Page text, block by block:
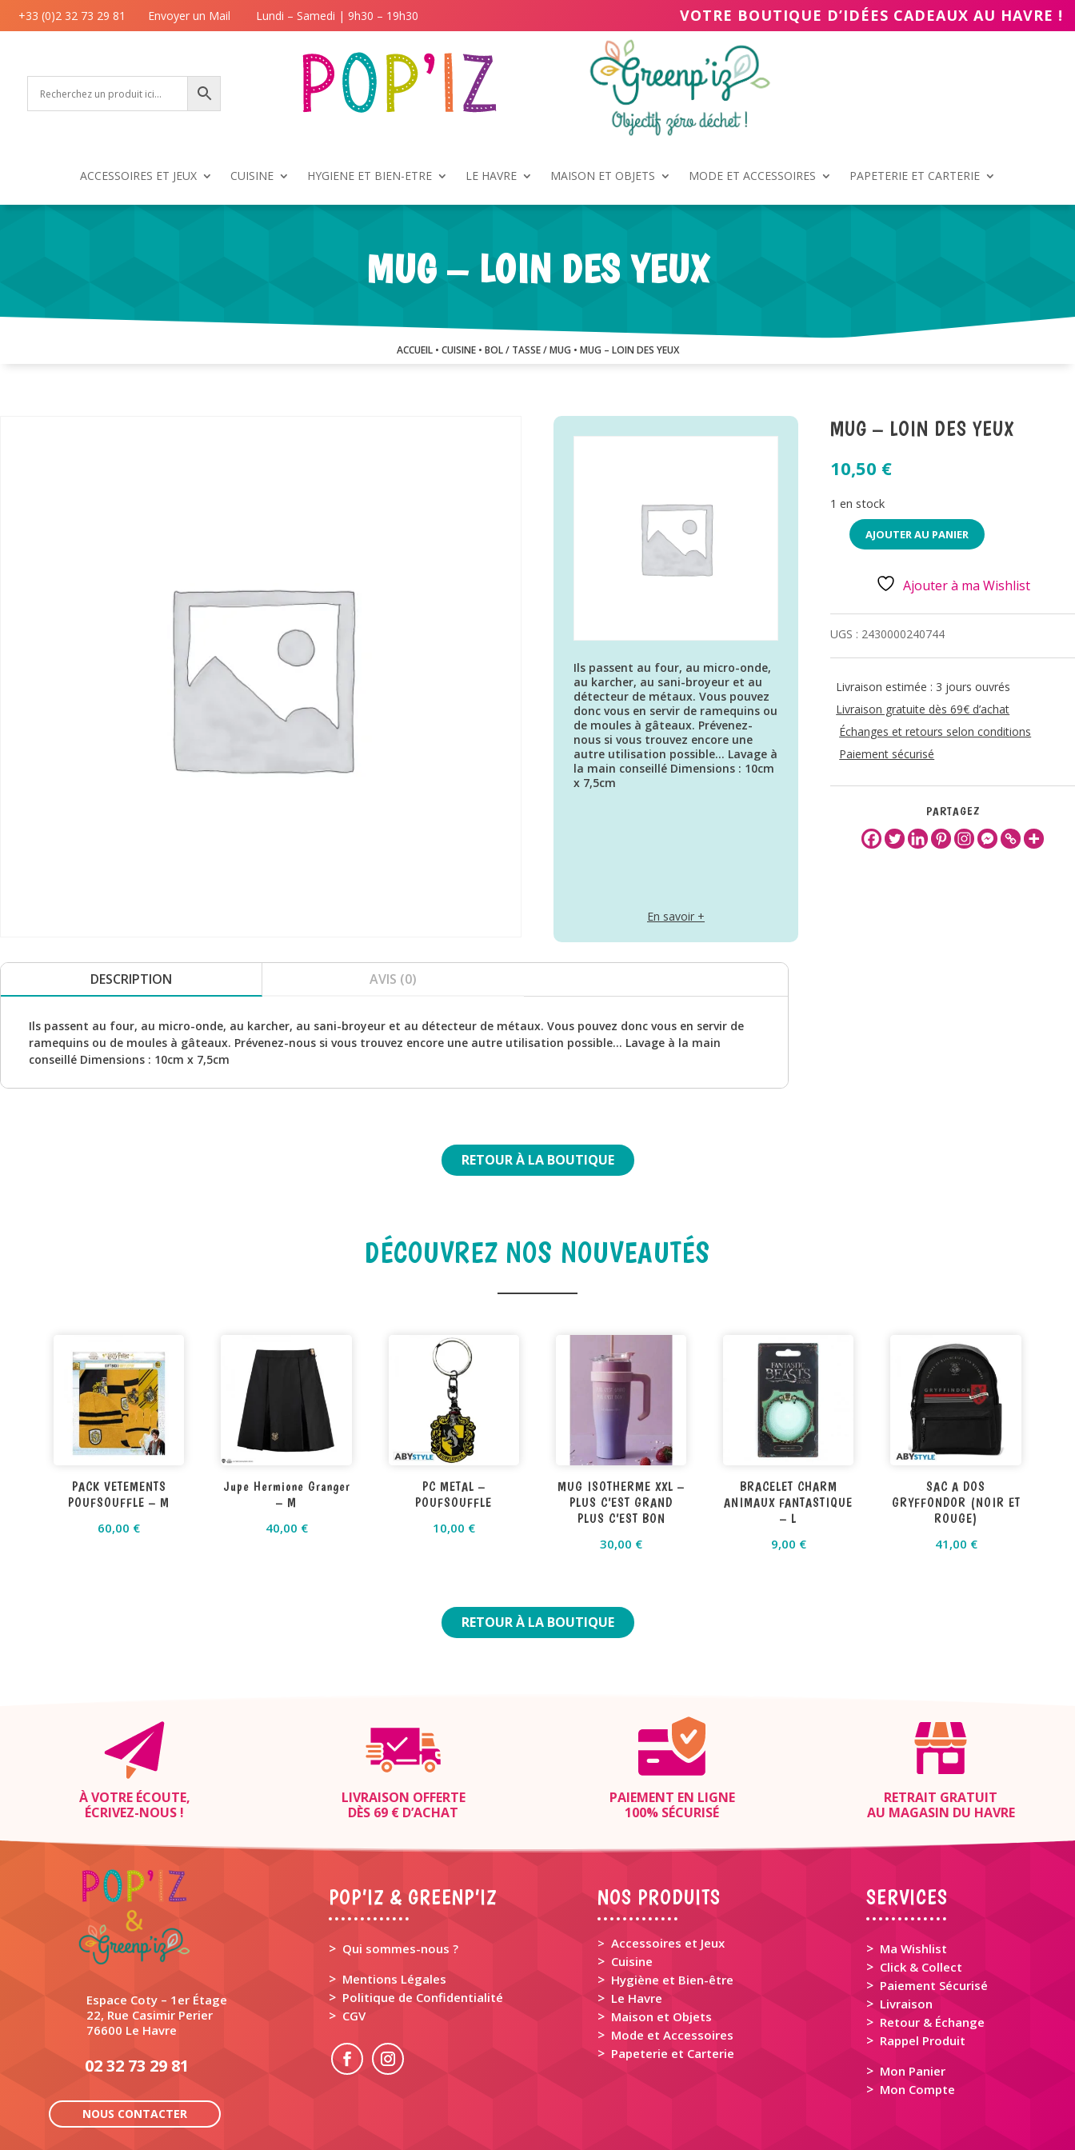
+33 (0)2 32 73 29 81 Envoyer un Mail Lundi – Samedi | 9h30 – 19h30 VOTRE BOUTIQUE D’IDÉES CADEAUX AU HAVRE !
ACCESSOIRES ET JEUX CUISINE HYGIENE ET BIEN-ETRE LE HAVRE MAISON ET OBJETS MODE ET ACCESSOIRES PAPETERIE ET CARTERIE
MUG – LOIN DES YEUX
ACCUEIL• CUISINE• BOL / TASSE / MUG • MUG – LOIN DES YEUX
Ils passent au four, au micro-onde,
au karcher, au sani-broyeur et au
détecteur de métaux. Vous pouvez
donc vous en servir de ramequins ou
de moules à gâteaux. Prévenez-
nous si vous trouvez encore une
autre utilisation possible… Lavage à
la main conseillé Dimensions : 10cm
x 7,5cm
En savoir +
MUG – LOIN DES YEUX
10,50 €
1 en stock
QUANTITÉ
YEUX
AJOUTER AU PANIER
Ajouter à ma Wishlist
UGS : 2430000240744
Livraison estimée : 3 jours ouvrés
Livraison gratuite dès 69€ d’achat
Échanges et retours selon conditions
Paiement sécurisé
PARTAGEZ
DESCRIPTION AVIS (0)
Ils passent au four, au micro-onde, au karcher, au sani-broyeur et au détecteur de métaux. Vous pouvez donc vous en servir de
ramequins ou de moules à gâteaux. Prévenez-nous si vous trouvez encore une autre utilisation possible... Lavage à la main
conseillé Dimensions : 10cm x 7,5cm
RETOUR À LA BOUTIQUE
DÉCOUVREZ NOS NOUVEAUTÉS
PACK VETEMENTS
POUFSOUFFLE – M
60,00 €
Jupe Hermione Granger
– M
40,00 €
PC METAL –
POUFSOUFFLE
10,00 €
MUG ISOTHERME XXL –
PLUS C’EST GRAND
PLUS C’EST BON
30,00 €
BRACELET CHARM
ANIMAUX FANTASTIQUE
– L
9,00 €
SAC A DOS
GRYFFONDOR (NOIR ET
ROUGE)
41,00 €
RETOUR À LA BOUTIQUE
À VOTRE ÉCOUTE,
ÉCRIVEZ-NOUS !
LIVRAISON OFFERTE
DÈS 69 € D’ACHAT
PAIEMENT EN LIGNE
100% SÉCURISÉ
RETRAIT GRATUIT
AU MAGASIN DU HAVRE
Espace Coty – 1er Étage
22, Rue Casimir Perier
76600 Le Havre
02 32 73 29 81
NOUS CONTACTER
POP’IZ & GREENP’IZ
> Qui sommes-nous ?
> Mentions Légales
> Politique de Confidentialité
> CGV
NOS PRODUITS
> Accessoires et Jeux
> Cuisine
> Hygiène et Bien-être
> Le Havre
> Maison et Objets
> Mode et Accessoires
> Papeterie et Carterie
SERVICES
> Ma Wishlist
> Click & Collect
> Paiement Sécurisé
> Livraison
> Retour & Échange
> Rappel Produit
> Mon Panier
> Mon Compte